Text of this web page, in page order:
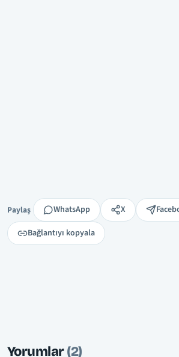
Paylaş
Paylaş WhatsApp X
Bağlantıyı kopyala
Yorumlar(2)